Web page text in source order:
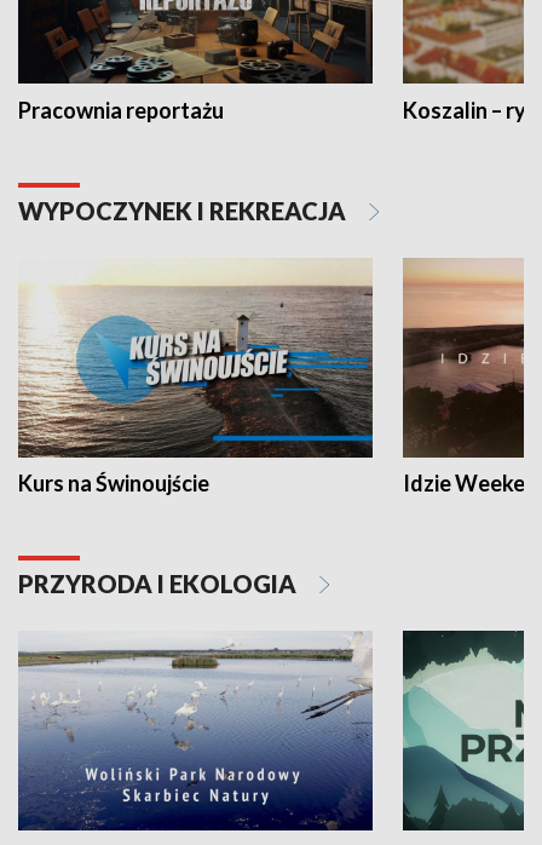
Pracownia reportażu Koszalin –
WYPOCZYNEK I REKREACJA
Kurs na Świnoujście Idzie
PRZYRODA I EKOLOGIA